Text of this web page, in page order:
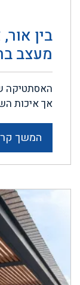
בין
מעצב
האסתטיקה
אך איכות
המשך